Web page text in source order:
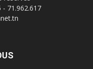
- 71.962.617